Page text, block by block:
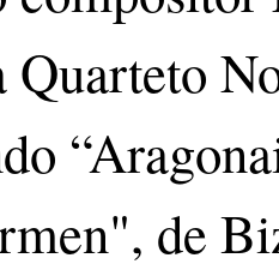
Quarteto
de